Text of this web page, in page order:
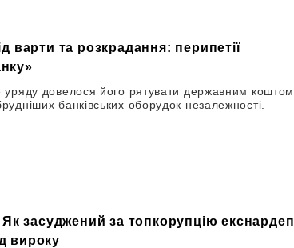
варти та розкрадання: перипетії
довелося його рятувати державним коштом,
банківських оборудок незалежності.
Як засуджений за топкорупцію екснардеп
вироку